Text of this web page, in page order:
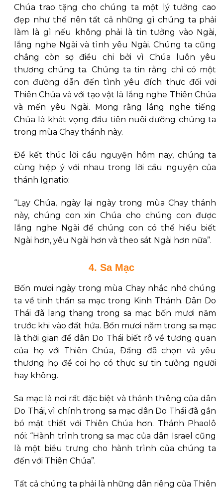
Chúa trao tặng cho chúng ta một lý tưởng cao
đẹp như thế nên tất cả những gì chúng ta phải
làm là gì nếu không phải là tin tưởng vào Ngài,
lắng nghe Ngài và tình yêu Ngài. Chúng ta cũng
chẳng còn sợ điều chi bởi vì Chúa luôn yêu
thương chúng ta. Chúng ta tin rằng chỉ có một
con đường dẫn đến tình yêu đích thực đối với
Thiên Chúa và với tạo vật là lắng nghe Thiên Chúa
và mến yêu Ngài. Mong rằng lắng nghe tiếng
Chúa là khát vọng đầu tiên nuôi dưỡng chúng ta
trong mùa Chay thánh này.
Ðể kết thúc lời cầu nguyện hôm nay, chúng ta
cùng hiệp ý với nhau trong lời cầu nguyện của
thánh Ignatio:
“Lạy Chúa, ngày lại ngày trong mùa Chay thánh
này, chúng con xin Chúa cho chúng con được
lắng nghe Ngài để chúng con có thể hiểu biết
Ngài hơn, yêu Ngài hơn và theo sát Ngài hơn nữa”.
4. Sa Mạc
Bốn mươi ngày trong mùa Chay nhắc nhớ chúng
ta về tinh thần sa mạc trong Kinh Thánh. Dân Do
Thái đã lang thang trong sa mạc bốn mươi năm
trước khi vào đất hứa. Bốn mươi năm trong sa mạc
là thời gian để dân Do Thái biết rõ về tương quan
của họ với Thiên Chúa, Ðấng đã chọn và yêu
thương họ để coi họ có thực sự tin tưởng người
hay không.
Sa mạc là nơi rất đặc biệt và thánh thiêng của dân
Do Thái, vì chính trong sa mạc dân Do Thái đã gắn
bó mật thiết với Thiên Chúa hơn. Thánh Phaolô
nói: “Hành trình trong sa mạc của dân Israel cũng
là một biểu trưng cho hành trình của chúng ta
đến với Thiên Chúa”.
Tất cả chúng ta phải là những dân riêng của Thiên